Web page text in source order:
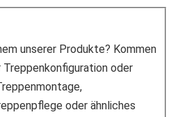
unserer Produkte? Kommen
oder
oder ähnliches